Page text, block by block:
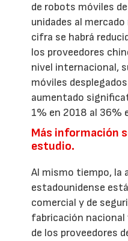
de robots móviles
unidades al
cifra se habrá
los proveedores
nivel internacional,
móviles desplegados
aumentado
1% en 2018 al 36%
Más información
estudio.
Al mismo tiempo, la
estadounidense
comercial y de
fabricación nacional
de los proveedores